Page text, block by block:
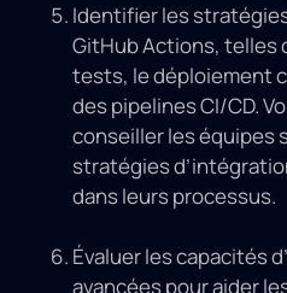
Identifier les
GitHub Actions, telles
tests, le déploiement
des pipelines CI/CD.
conseiller les équipes
stratégies
dans leurs processus.
Évaluer les capacités
avancées pour aider